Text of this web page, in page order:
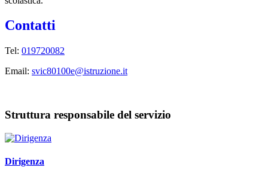
Contatti
Tel: 019720082
Email: svic80100e@istruzione.it
Struttura responsabile del servizio
Dirigenza